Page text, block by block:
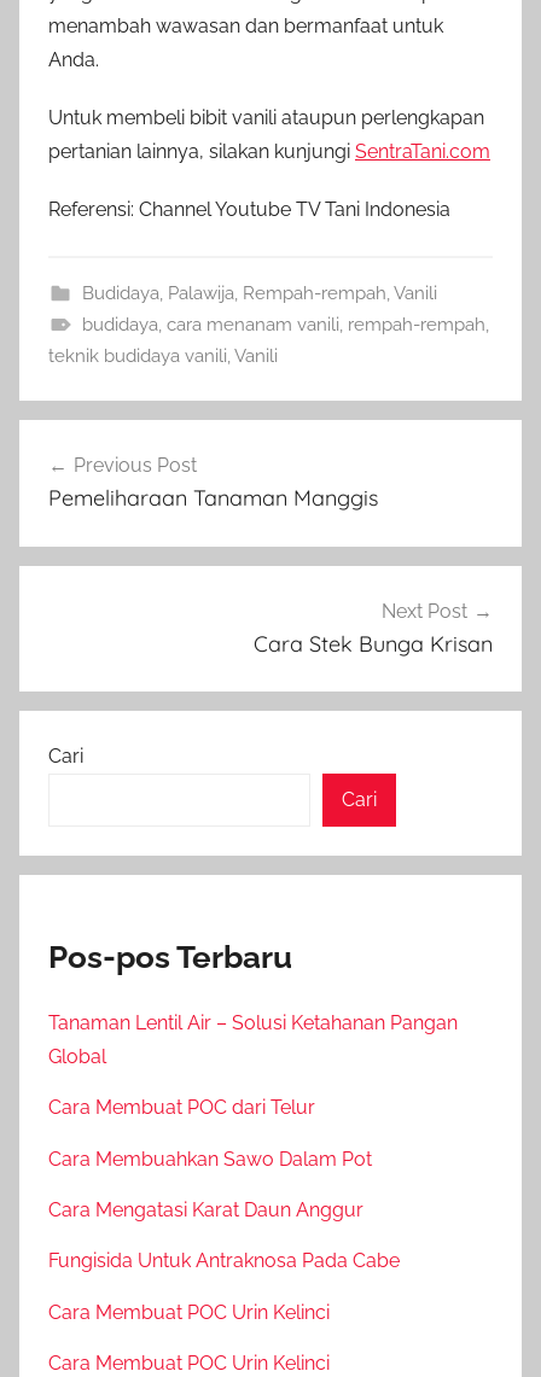
menambah wawasan dan bermanfaat untuk
Anda.
Untuk membeli bibit vanili ataupun perlengkapan
pertanian lainnya, silakan kunjungi SentraTani.com
Referensi: Channel Youtube TV Tani Indonesia
Budidaya, Palawija, Rempah-rempah,Vanili
budidaya, cara menanam vanili, rempah-rempah,
teknik budidaya vanili,Vanili
pos
Previous Post
Pemeliharaan Tanaman Manggis
Next Post
Cara Stek Bunga Krisan
Cari
Cari
Pos-pos Terbaru
Tanaman Lentil Air – Solusi Ketahanan Pangan
Global
Cara Membuat POC dari Telur
Cara Membuahkan Sawo Dalam Pot
Cara Mengatasi Karat Daun Anggur
Fungisida Untuk Antraknosa Pada Cabe
Cara Membuat POC Urin Kelinci
Cara Membuat POC Urin Kelinci